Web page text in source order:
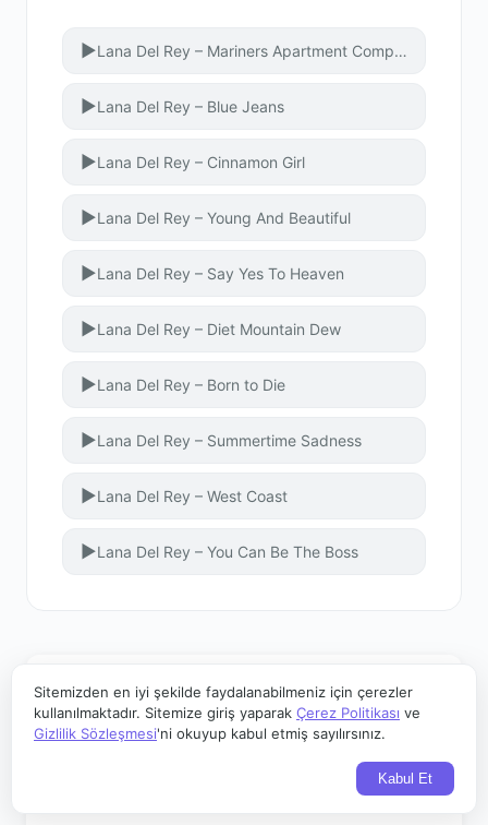
▶ Lana Del Rey – Mariners Apartment Complex
▶Lana Del Rey – Blue Jeans
▶Lana Del Rey – Cinnamon Girl
▶Lana Del Rey – Young And Beautiful
▶Lana Del Rey – Say Yes To Heaven
▶Lana Del Rey – Diet Mountain Dew
▶Lana Del Rey – Born to Die
▶Lana Del Rey – Summertime Sadness
▶Lana Del Rey – West Coast
▶Lana Del Rey – You Can Be The Boss
Yorum Yap
Sitemizden en iyi şekilde faydalanabilmeniz için çerezler
kullanılmaktadır. Sitemize giriş yaparak Çerez Politikası ve
Gizlilik Sözleşmesi'ni okuyup kabul etmiş sayılırsınız.
Kabul Et